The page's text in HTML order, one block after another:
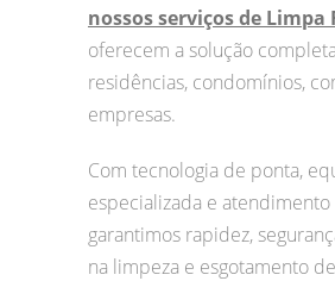
nossos serviços de Limpa
oferecem a solução
residências, condomínios,
empresas.
Com tecnologia de ponta,
especializada e
garantimos rapidez,
na limpeza e esgotamento